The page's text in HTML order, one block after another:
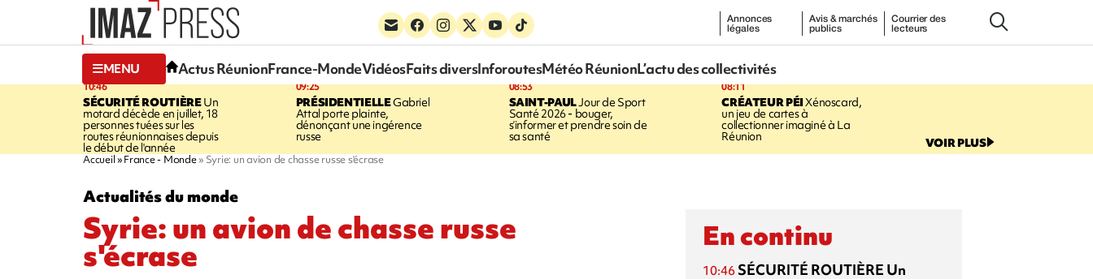
Annonces
légales
Avis & marchés
publics
Courrier des
lecteurs
MENU Actus RéunionFrance-MondeVidéosFaits diversInforoutesMétéo RéunionL’actu des collectivités
10:46
SÉCURITÉ ROUTIÈREUn
motard décède en juillet, 18
personnes tuées sur les
routes réunionnaises depuis
le début de l'année
09:25
PRÉSIDENTIELLEGabriel
Attal porte plainte,
dénonçant une ingérence
russe
08:53
SAINT-PAULJour de Sport
Santé 2026 - bouger,
s’informer et prendre soin de
sa santé
08:11
CRÉATEUR PÉIXénoscard,
un jeu de cartes à
collectionner imaginé à La
Réunion VOIR PLUS
Accueil France - Monde Syrie: un avion de chasse russe s'écrase
Actualités du monde
Syrie: un avion de chasse russe
s'écrase
En continu
10:46 SÉCURITÉ ROUTIÈRE Un